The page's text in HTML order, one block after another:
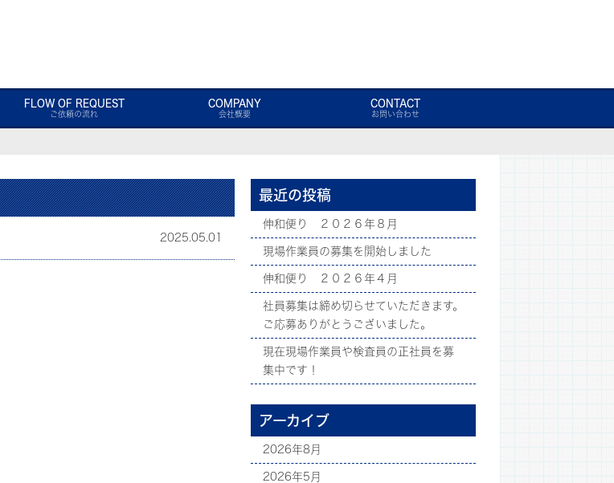
FLOW OF REQUEST
ご依頼の流れ
COMPANY
会社概要
CONTACT
お問い合わせ
2025.05.01
最近の投稿
伸和便り ２０２６年８月
現場作業員の募集を開始しました
伸和便り ２０２６年４月
社員募集は締め切らせていただきます。
ご応募ありがとうございました。
現在現場作業員や検査員の正社員を募
集中です！
アーカイブ
2026年8月
2026年5月